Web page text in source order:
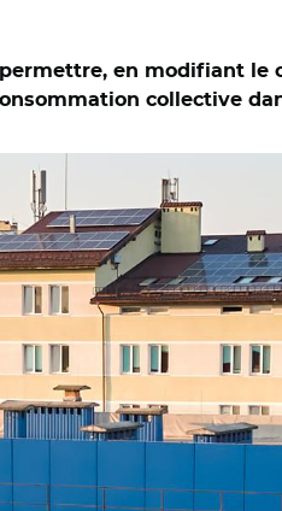
en modifiant
collective